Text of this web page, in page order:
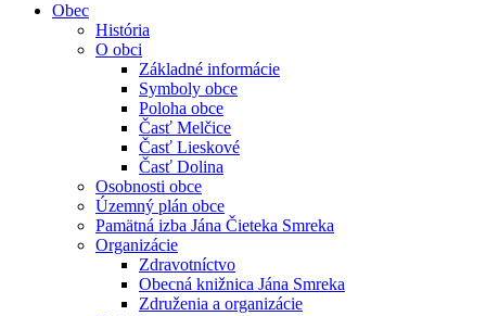
Obec
História
O obci
Základné informácie
Symboly obce
Poloha obce
Časť Melčice
Časť Lieskové
Časť Dolina
Osobnosti obce
Územný plán obce
Pamätná izba Jána Čieteka Smreka
Organizácie
Zdravotníctvo
Obecná knižnica Jána Smreka
Združenia a organizácie